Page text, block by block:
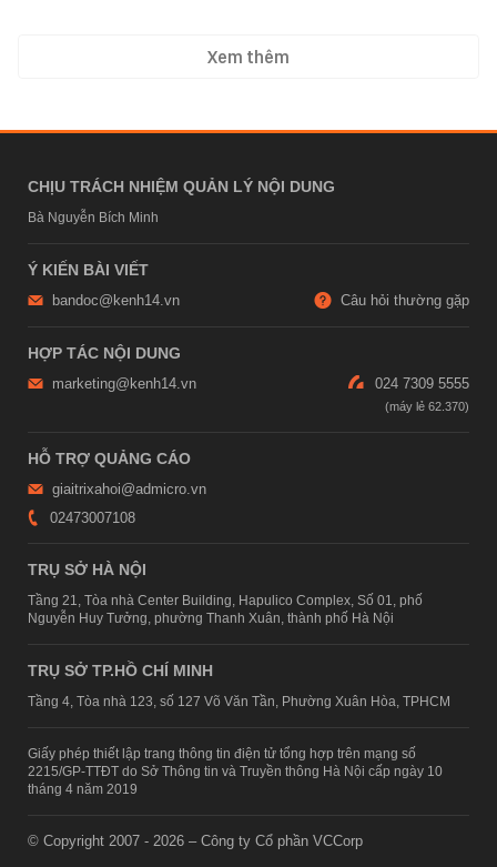
Xem thêm
CHỊU TRÁCH NHIỆM QUẢN LÝ NỘI DUNG
Bà Nguyễn Bích Minh
Ý KIẾN BÀI VIẾT
bandoc@kenh14.vn Câu hỏi thường gặp
HỢP TÁC NỘI DUNG
marketing@kenh14.vn 024 7309 5555
HỖ TRỢ QUẢNG CÁO
giaitrixahoi@admicro.vn
02473007108
TRỤ SỞ HÀ NỘI
Tầng 21, Tòa nhà Center Building, Hapulico Complex, Số 01, phố
Nguyễn Huy Tưởng, phường Thanh Xuân, thành phố Hà Nội
TRỤ SỞ TP.HỒ CHÍ MINH
Tầng 4, Tòa nhà 123, số 127 Võ Văn Tần, Phường Xuân Hòa, TPHCM
Giấy phép thiết lập trang thông tin điện tử tổng hợp trên mạng số
2215/GP-TTĐT do Sở Thông tin và Truyền thông Hà Nội cấp ngày 10
tháng 4 năm 2019
© Copyright 2007 - 2026 – Công ty Cổ phần VCCorp